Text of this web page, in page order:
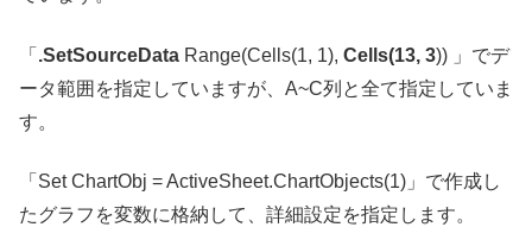
「 .SetSourceData Range(Cells(1, 1), Cells(13, 3)) 」でデ
ータ範囲を指定していますが、A~C列と全て指定していま
す。
「Set ChartObj = ActiveSheet.ChartObjects(1)」で作成し
たグラフを変数に格納して、詳細設定を指定します。